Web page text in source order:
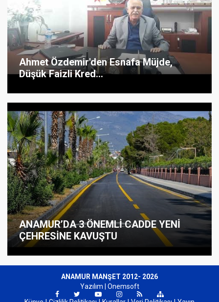
Ahmet Özdemir'den Esnafa Müjde,
Düşük Faizli Kred...
ANAMUR’DA 3 ÖNEMLİ CADDE YENİ
ÇEHRESİNE KAVUŞTU
ANAMUR MANŞET 2012- 2026
Yazılım | Onemsoft